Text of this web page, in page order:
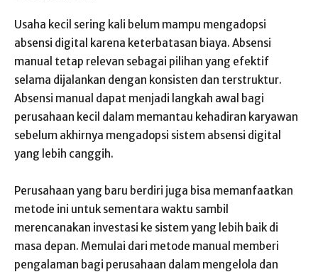
Usaha kecil sering kali belum mampu mengadopsi
absensi digital karena keterbatasan biaya. Absensi
manual tetap relevan sebagai pilihan yang efektif
selama dijalankan dengan konsisten dan terstruktur.
Absensi manual dapat menjadi langkah awal bagi
perusahaan kecil dalam memantau kehadiran karyawan
sebelum akhirnya mengadopsi sistem absensi digital
yang lebih canggih.
Perusahaan yang baru berdiri juga bisa memanfaatkan
metode ini untuk sementara waktu sambil
merencanakan investasi ke sistem yang lebih baik di
masa depan. Memulai dari metode manual memberi
pengalaman bagi perusahaan dalam mengelola dan